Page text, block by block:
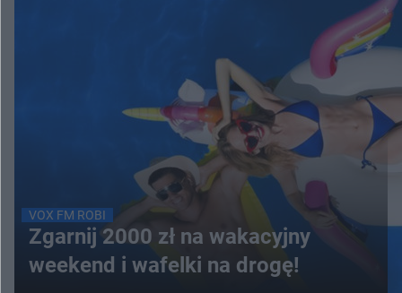
VOX FM ROBI
Zgarnij 2000 zł na wakacyjny
weekend i wafelki na drogę!